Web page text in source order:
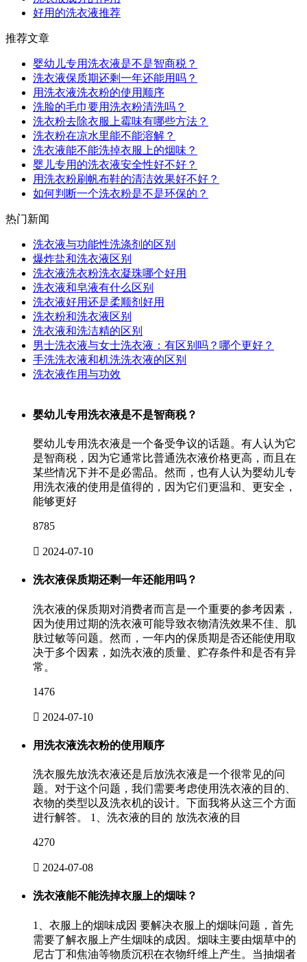
好用的洗衣液推荐
推荐文章
婴幼儿专用洗衣液是不是智商税？
洗衣液保质期还剩一年还能用吗？
用洗衣液洗衣粉的使用顺序
洗脸的毛巾要用洗衣粉清洗吗？
洗衣粉去除衣服上霉味有哪些方法？
洗衣粉在凉水里能不能溶解？
洗衣液能不能洗掉衣服上的烟味？
婴儿专用的洗衣液安全性好不好？
用洗衣粉刷帆布鞋的清洁效果好不好？
如何判断一个洗衣粉是不是环保的？
热门新闻
洗衣液与功能性洗涤剂的区别
爆炸盐和洗衣液区别
洗衣液洗衣粉洗衣凝珠哪个好用
洗衣液和皂液有什么区别
洗衣液好用还是柔顺剂好用
洗衣粉和洗衣液区别
洗衣液和洗洁精的区别
男士洗衣液与女士洗衣液：有区别吗？哪个更好？
手洗洗衣液和机洗洗衣液的区别
洗衣液作用与功效
婴幼儿专用洗衣液是不是智商税？
婴幼儿专用洗衣液是一个备受争议的话题。有人认为它
是智商税，因为它通常比普通洗衣液价格更高，而且在
某些情况下并不是必需品。然而，也有人认为婴幼儿专
用洗衣液的使用是值得的，因为它们更温和、更安全，
能够更好
8785
 2024-07-10
洗衣液保质期还剩一年还能用吗？
洗衣液的保质期对消费者而言是一个重要的参考因素，
因为使用过期的洗衣液可能导致衣物清洗效果不佳、肌
肤过敏等问题。然而，一年内的保质期是否还能使用取
决于多个因素，如洗衣液的质量、贮存条件和是否有异
常。
1476
 2024-07-10
用洗衣液洗衣粉的使用顺序
洗衣服先放洗衣液还是后放洗衣液是一个很常见的问
题。对于这个问题，我们需要考虑使用洗衣液的目的、
衣物的类型以及洗衣机的设计。下面我将从这三个方面
进行解答。 1、洗衣液的目的 放洗衣液的目
4270
 2024-07-08
洗衣液能不能洗掉衣服上的烟味？
1、衣服上的烟味成因 要解决衣服上的烟味问题，首先
需要了解衣服上产生烟味的成因。烟味主要由烟草中的
尼古丁和焦油等物质沉积在衣物纤维上产生。当抽烟者